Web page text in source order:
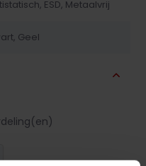
ESD, Metaalvrij
Geel